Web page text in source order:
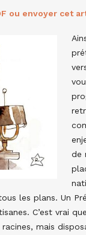
ou envoyer cet
de
les plans. Un
C’est vrai
mais